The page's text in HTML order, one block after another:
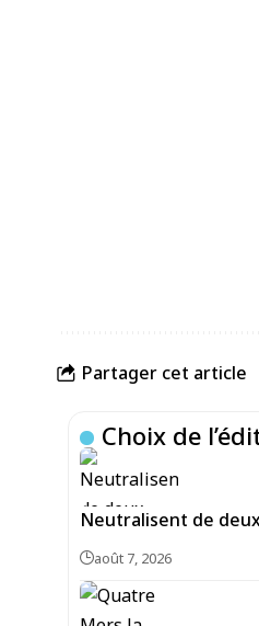
Partager cet article
Choix de
Neutralisent de
août 7, 2026